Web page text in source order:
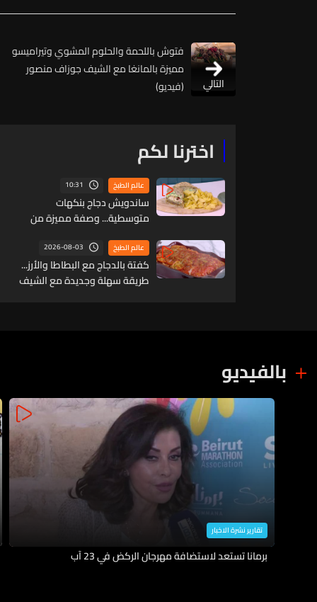
التالي
فتوش باللحمة والحلوم المشوي وتيراميسو
مميزة بالمانغا مع الشيف جوزاف منصور
(فيديو)
اخترنا لكم
عالم الطبخ 10:31
ساندويش دجاج بنكهات
متوسطية... وصفة مميزة من
عالم الطبخ 2026-08-03
كفتة بالدجاج مع البطاطا والأرز...
طريقة سهلة وجديدة مع الشيف
بالفيديو
تقارير نشرة الاخبار
برمانا تستعد لاستضافة مهرجان الركض في 23 آب